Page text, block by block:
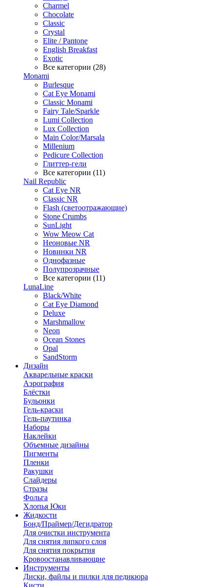
Charmel
Chocolate
Classic
Crystal
Elite / Pantone
English Breakfast
Exotic
Все категории (28)
Monami
Burlesque
Cat Eye Monami
Classic Monami
Fairy Tale/Sparkle
Lumi Collection
Lux Collection
Main Color/Marsala
Millenium
Pedicure Collection
Глиттер-гели
Все категории (11)
Nail Republic
Cat Eye NR
Classic NR
Flash (светоотражающие)
Stone Crumbs
SunLight
Wow Meow Cat
Неоновые NR
Новинки NR
Однофазные
Полупрозрачные
Все категории (11)
LunaLine
Black/White
Cat Eye Diamond
Deluxe
Marshmallow
Neon
Ocean Stones
Opal
SandStorm
Дизайн
Акварельные краски
Аэрография
Блёстки
Бульонки
Гель-краски
Гель-паутинка
Наборы
Наклейки
Объемные дизайны
Пигменты
Пленки
Ракушки
Слайдеры
Стразы
Фольга
Хлопья Юки
Жидкости
Бонд/Праймер/Дегидратор
Для очистки инструмента
Для снятия липкого слоя
Для снятия покрытия
Кровоостанавливающие
Инструменты
Диски, файлы и пилки для педикюра
Кисти